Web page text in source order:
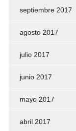
septiembre 2017
agosto 2017
julio 2017
junio 2017
mayo 2017
abril 2017